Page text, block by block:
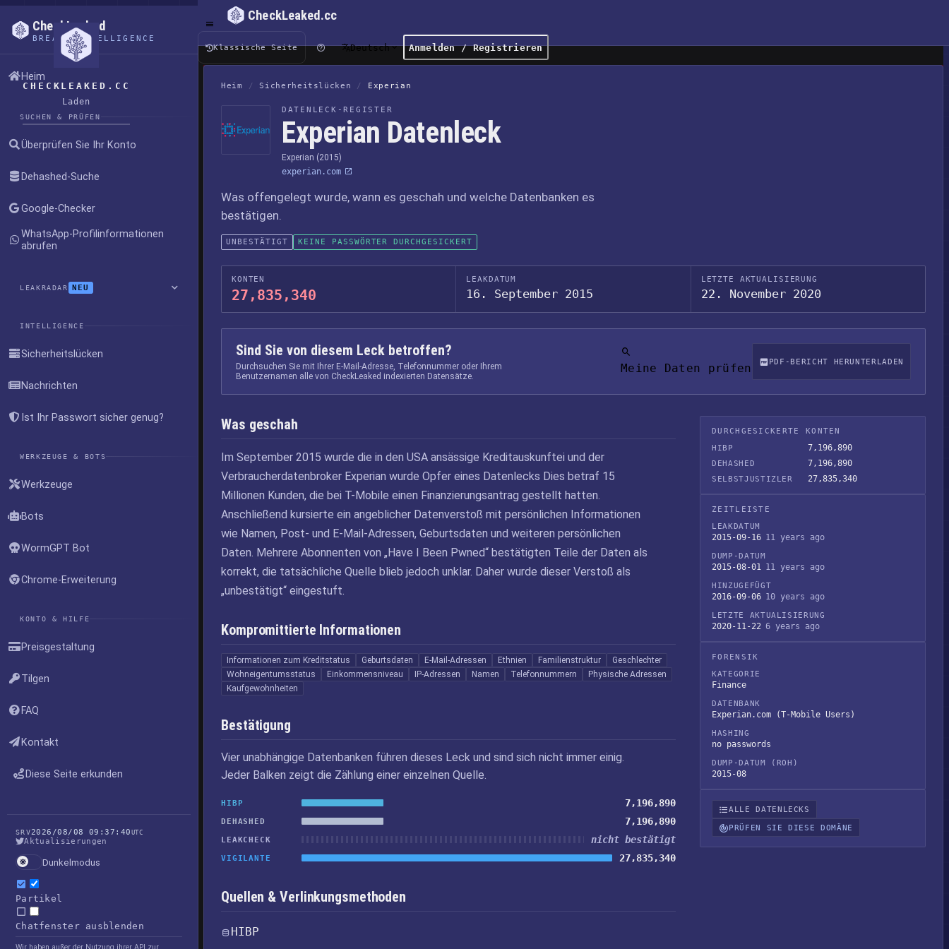
CHECKLEAKED.CC
Laden
CheckLeaked
BREACH INTELLIGENCE
Heim
SUCHEN & PRÜFEN
Überprüfen Sie Ihr Konto
Dehashed-Suche
Google-Checker
WhatsApp-Profilinformationen
abrufen
LEAKRADAR NEU
INTELLIGENCE
Sicherheitslücken
Nachrichten
Ist Ihr Passwort sicher genug?
WERKZEUGE & BOTS
Werkzeuge
Bots
WormGPT Bot
Chrome-Erweiterung
KONTO & HILFE
Preisgestaltung
Tilgen
FAQ
Kontakt
Diese Seite erkunden
SRV2026/08/08 09:37:40UTC
Aktualisierungen
Dunkelmodus
Partikel
Chatfenster ausblenden
CheckLeaked.cc
Klassische Seite Deutsch Anmelden / Registrieren
Heim / Sicherheitslücken / Experian
DATENLECK-REGISTER
Experian Datenleck
Experian (2015)
experian.com
Was offengelegt wurde, wann es geschah und welche Datenbanken es
bestätigen.
UNBESTÄTIGT KEINE PASSWÖRTER DURCHGESICKERT
KONTEN
27,835,340
LEAKDATUM
16. September 2015
LETZTE AKTUALISIERUNG
22. November 2020
Sind Sie von diesem Leck betroffen?
Durchsuchen Sie mit Ihrer E-Mail-Adresse, Telefonnummer oder Ihrem
Benutzernamen alle von CheckLeaked indexierten Datensätze.
Meine Daten prüfen PDF-BERICHT HERUNTERLADEN
Was geschah
Im September 2015 wurde die in den USA ansässige Kreditauskunftei und der
Verbraucherdatenbroker Experian wurde Opfer eines Datenlecks Dies betraf 15
Millionen Kunden, die bei T-Mobile einen Finanzierungsantrag gestellt hatten.
Anschließend kursierte ein angeblicher Datenverstoß mit persönlichen Informationen
wie Namen, Post- und E-Mail-Adressen, Geburtsdaten und weiteren persönlichen
Daten. Mehrere Abonnenten von „Have I Been Pwned“ bestätigten Teile der Daten als
korrekt, die tatsächliche Quelle blieb jedoch unklar. Daher wurde dieser Verstoß als
„unbestätigt“ eingestuft.
Kompromittierte Informationen
Informationen zum Kreditstatus Geburtsdaten E-Mail-Adressen Ethnien Familienstruktur
Geschlechter
Wohneigentumsstatus
Einkommensniveau IP-Adressen Namen Telefonnummern
Physische Adressen
Kaufgewohnheiten
Bestätigung
Vier unabhängige Datenbanken führen dieses Leck und sind sich nicht immer einig.
Jeder Balken zeigt die Zählung einer einzelnen Quelle.
HIBP 7,196,890
DEHASHED 7,196,890
LEAKCHECK nicht bestätigt
VIGILANTE 27,835,340
Quellen & Verlinkungsmethoden
HIBP
DURCHGESICKERTE KONTEN
HIBP
7,196,890
DEHASHED 7,196,890
SELBSTJUSTIZLER 27,835,340
ZEITLEISTE
LEAKDATUM
2015-09-16 11 years ago
DUMP-DATUM
2015-08-01 11 years ago
HINZUGEFÜGT
2016-09-06 10 years ago
LETZTE AKTUALISIERUNG
2020-11-22 6 years ago
FORENSIK
KATEGORIE
Finance
DATENBANK
Experian.com (T-Mobile Users)
HASHING
no passwords
DUMP-DATUM (ROH)
2015-08
ALLE DATENLECKS
PRÜFEN SIE DIESE DOMÄNE